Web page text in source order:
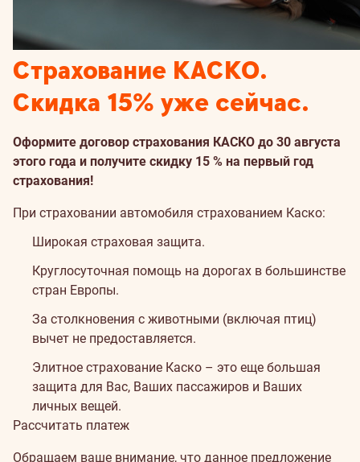
Страхование КАСКО.
Скидка 15% уже сейчас.
Оформите договор страхования КАСКО до 30 августа
этого года и получите скидку 15 % на первый год
страхования!
При страховании автомобиля страхованием Каско:
Широкая страховая защита.
Круглосуточная помощь на дорогах в большинстве
стран Европы.
За столкновения с животными (включая птиц)
вычет не предоставляется.
Элитное страхование Каско – это еще большая
защита для Вас, Ваших пассажиров и Ваших
личных вещей.
Рассчитать платеж
Обращаем ваше внимание, что данное предложение